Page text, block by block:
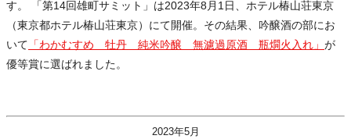
す。 「第14回雄町サミット」は2023年8月1日、ホテル椿山荘東京
（東京都ホテル椿山荘東京）にて開催。その結果、吟醸酒の部にお
いて 「わかむすめ 牡丹 純米吟醸 無濾過原酒 瓶燗火入れ」 が
優等賞に選ばれました。
2023年5月